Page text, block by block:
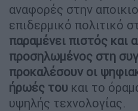
αναφορές στην
επιδερμικό πολιτικό
παραμένει πιστός και
προσηλωμένος στη
προκαλέσουν οι
ήρωές του και το
υψηλής τεχνολογίας.